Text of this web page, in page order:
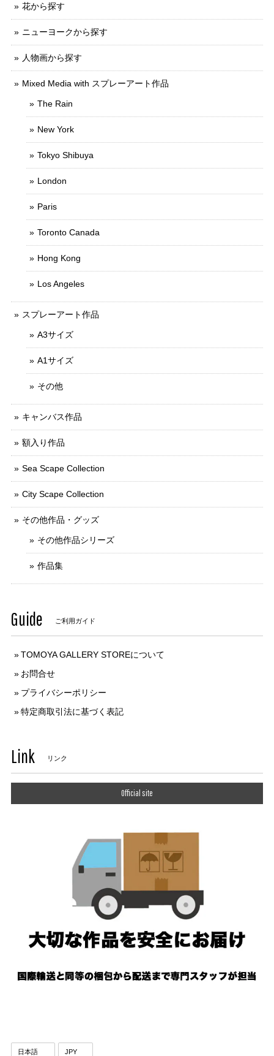
花から探す
ニューヨークから探す
人物画から探す
Mixed Media with スプレーアート作品
The Rain
New York
Tokyo Shibuya
London
Paris
Toronto Canada
Hong Kong
Los Angeles
スプレーアート作品
A3サイズ
A1サイズ
その他
キャンバス作品
額入り作品
Sea Scape Collection
City Scape Collection
その他作品・グッズ
その他作品シリーズ
作品集
Guide ご利用ガイド
TOMOYA GALLERY STOREについて
お問合せ
プライバシーポリシー
特定商取引法に基づく表記
Link リンク
Official site